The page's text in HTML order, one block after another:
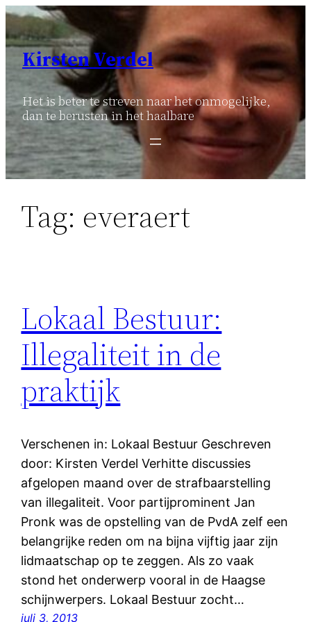
Ga
naar
inhoud
Kirsten Verdel
Het is beter te streven naar het onmogelijke,
dan te berusten in het haalbare
Tag: everaert
Lokaal Bestuur:
Illegaliteit in de
praktijk
Verschenen in: Lokaal Bestuur Geschreven
door: Kirsten Verdel Verhitte discussies
afgelopen maand over de strafbaarstelling
van illegaliteit. Voor partijprominent Jan
Pronk was de opstelling van de PvdA zelf een
belangrijke reden om na bijna vijftig jaar zijn
lidmaatschap op te zeggen. Als zo vaak
stond het onderwerp vooral in de Haagse
schijnwerpers. Lokaal Bestuur zocht…
juli 3, 2013